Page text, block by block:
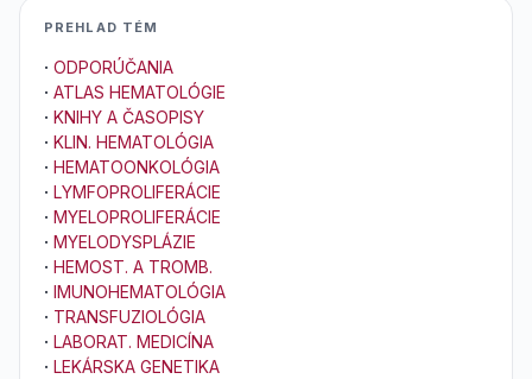
PREHLAD TÉM
· ODPORÚČANIA
· ATLAS HEMATOLÓGIE
· KNIHY A ČASOPISY
· KLIN. HEMATOLÓGIA
· HEMATOONKOLÓGIA
· LYMFOPROLIFERÁCIE
· MYELOPROLIFERÁCIE
· MYELODYSPLÁZIE
· HEMOST. A TROMB.
· IMUNOHEMATOLÓGIA
· TRANSFUZIOLÓGIA
· LABORAT. MEDICÍNA
· LEKÁRSKA GENETIKA